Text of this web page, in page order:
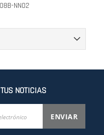
NN02
NOTICIAS
ENVIAR